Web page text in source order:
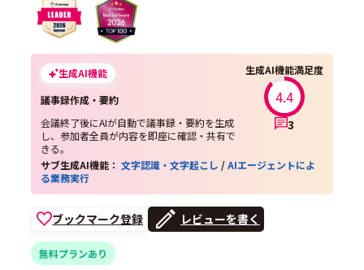
生成AI機能
議事録作成・要約
会議終了後にAIが自動で議事録・要約を生成
し、参加者全員が内容を即座に確認・共有で
きる。
生成AI機能満足度
4.4
3
サブ生成AI機能：文字認識・文字起こし /AIエージェントによ
る業務実行
ブックマーク登録 レビューを書く
無料プランあり